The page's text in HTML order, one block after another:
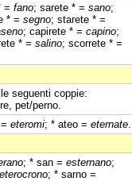
= fano; sarete * = sano;
* = segno; starete * =
; capirete * = capino;
* = salino; scorrete * =
seguenti coppie:
pet/perno.
eteromi; * ateo = eternate
; * san = esternano;
eterocrono; * sarno =